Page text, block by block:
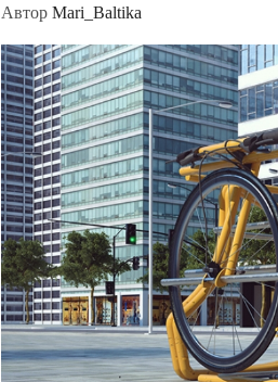
Автор Mari_Baltika